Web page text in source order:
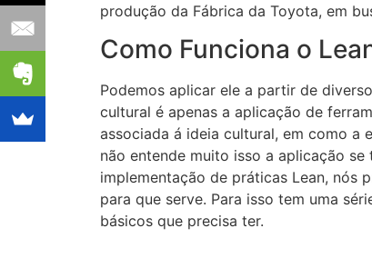
produção da Fábrica da Toyota, em
Como Funciona o
Podemos aplicar ele a partir de
cultural é apenas a aplicação de
associada á ideia cultural, em como a
não entende muito isso a aplicação
implementação de práticas Lean, nós
para que serve. Para isso tem uma
básicos que precisa ter.